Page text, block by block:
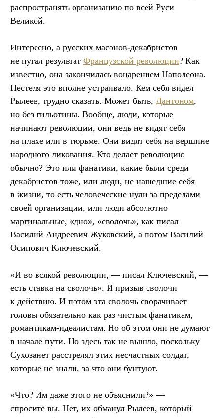
распространять организацию по всей Руси
Великой.
Интересно, а русских масонов-декабристов
не пугал результат Французской революции? Как
известно, она закончилась воцарением Наполеона.
Пестеля это вполне устраивало. Кем себя видел
Рылеев, трудно сказать. Может быть, Дантоном,
но без гильотины. Вообще, люди, которые
начинают революции, они ведь не видят себя
на плахе или в тюрьме. Они видят себя на вершине
народного ликования. Кто делает революцию
обычно? Это или фанатики, какие были среди
декабристов тоже, или люди, не нашедшие себя
в жизни, то есть человеческие нули за пределами
своей организации, или люди абсолютно
маргинальные, «дно», «сволочь», как писал
Василий Андреевич Жуковский, а потом Василий
Осипович Ключевский.
«И во всякой революции, — писал Ключевский, —
есть ставка на сволочь». И призыв сволочи
к действию. И потом эта сволочь сворачивает
головы обязательно как раз чистым фанатикам,
романтикам-идеалистам. Но об этом они не думают
в начале пути. Но здесь так не вышло, поскольку
Сухозанет расстрелял этих несчастных солдат,
которые не знали, за что они бунтуют.
«Что? Им даже этого не объяснили?» —
спросите вы. Нет, их обманул Рылеев, который